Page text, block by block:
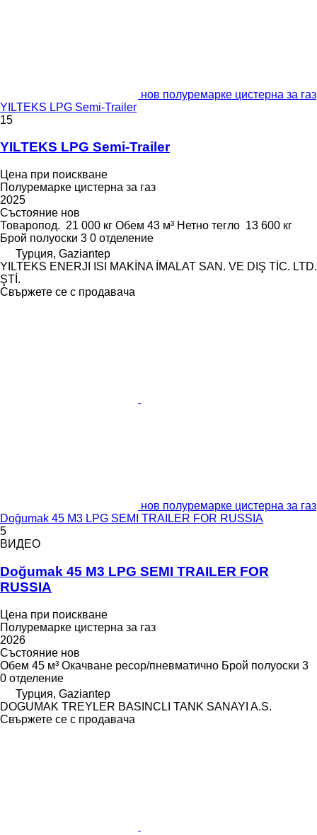
нов полуремарке цистерна за газ
YILTEKS LPG Semi-Trailer
15
YILTEKS LPG Semi-Trailer
Цена при поискване
Полуремарке цистерна за газ
2025
Състояние нов
Товаропод. 21 000 кг Обем 43 м³ Нетно тегло 13 600 кг
Брой полуоски 3 0 отделение
Турция, Gaziantep
YILTEKS ENERJI ISI MAKİNA İMALAT SAN. VE DIŞ TİC. LTD.
ŞTİ.
Свържете се с продавача
нов полуремарке цистерна за газ
Doğumak 45 M3 LPG SEMI TRAILER FOR RUSSIA
5
ВИДЕО
Doğumak 45 M3 LPG SEMI TRAILER FOR
RUSSIA
Цена при поискване
Полуремарке цистерна за газ
2026
Състояние нов
Обем 45 м³ Окачване ресор/пневматично Брой полуоски 3
0 отделение
Турция, Gaziantep
DOGUMAK TREYLER BASINCLI TANK SANAYI A.S.
Свържете се с продавача